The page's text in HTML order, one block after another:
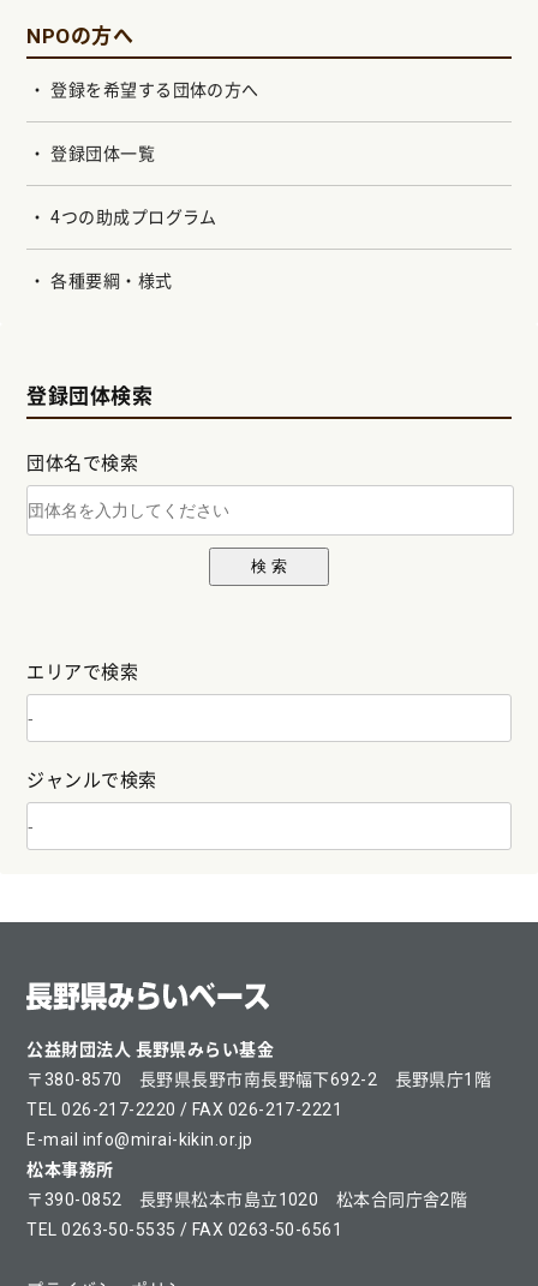
NPOの方へ
登録を希望する団体の方へ
登録団体一覧
4つの助成プログラム
各種要綱・様式
登録団体検索
団体名で検索
検 索
エリアで検索
ジャンルで検索
公益財団法人 長野県みらい基金
〒380-8570 長野県長野市南長野幅下692-2 長野県庁1階
TEL 026-217-2220 / FAX 026-217-2221
E-mail info@mirai-kikin.or.jp
松本事務所
〒390-0852 長野県松本市島立1020 松本合同庁舎2階
TEL 0263-50-5535 / FAX 0263-50-6561